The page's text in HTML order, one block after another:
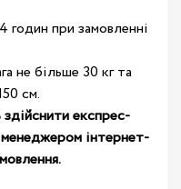
годин при замовленні
не більше 30 кг та
см.
експрес-
інтернет-